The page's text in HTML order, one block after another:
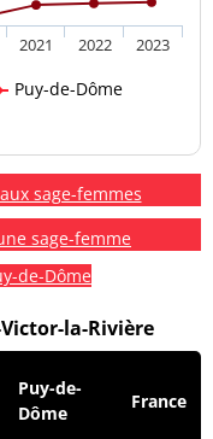
Puy-de-Dôme
2021 2022 2023
sage-femmes
sage-femme
de-Dôme
la-Rivière
Puy-de-
Dôme
France